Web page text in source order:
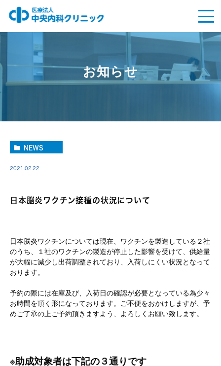
お知らせ
NEWS
2021.02.22
日本脳炎ワクチン接種の状況について
日本脳炎ワクチンについては現在、ワクチンを製造している２社
のうち、１社のワクチンの製造が停止した影響を受けて、供給量
が大幅に減少し出荷調整されており、入荷しにくい状況となって
おります。
予約の際には在庫及び、入荷日の確認が必要となっている為少々
お時間を頂く形になっております。ご不便をおかけしますが、予
めご了承の上ご予約頂きますよう、よろしくお願い致します。
※助成対象者は下記の３通りです